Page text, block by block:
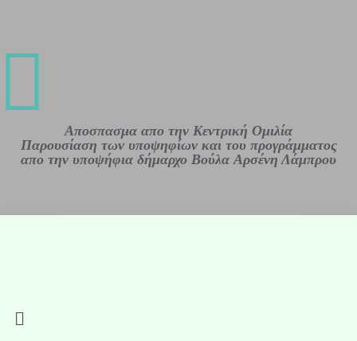
Αποσπασμα απο την Κεντρική Ομιλία
Παρουσίαση των υποψηφίων και του προγράμματος
απο την υποψήφια δήμαρχο Βούλα Aρσένη Λάμπρου